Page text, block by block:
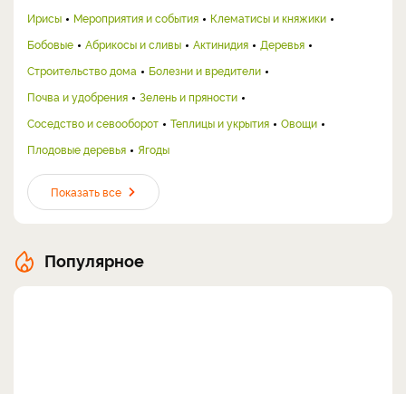
Ирисы
Мероприятия и события
Клематисы и княжики
Бобовые
Абрикосы и сливы Актинидия
Деревья
Строительство дома
Болезни и вредители
Почва и удобрения
Зелень и пряности
Соседство и севооборот
Теплицы и укрытия
Овощи
Плодовые деревья
Ягоды
Показать все
Популярное